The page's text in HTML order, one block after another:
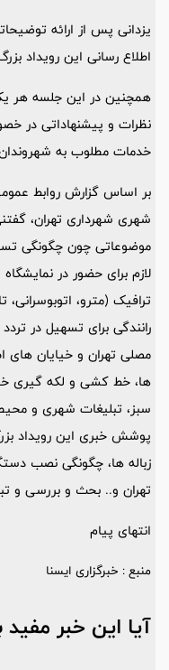
یزدانی پس از ارائه
اطلاع رسانی این رویداد
همچنین در این جلسه هر یک
نظرات و پیشنهاداتی در
خدمات مطلوب به شهروندان
بر اساس گزارش روابط
شهری شهرداری تهران،
موضوعاتی چون چگونگی
لازم برای حضور در
ترافیک (مترو،
رانندگی برای تسهیل در
مصلی تهران و خیایان های
ها، خط کشی و لکه گیری
سبز، تبلیغات شهری و
پوشش خبری این رویداد
زباله ها، چگونگی نصب
تهران و.. بحث و بررسی و
انتهای پیام
منبع : خبرگزاری ایسنا
آیا این خبر مفید